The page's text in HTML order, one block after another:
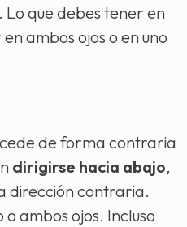
que debes tener en
ambos ojos o en uno
de forma contraria
dirigirse hacia abajo,
dirección contraria.
ambos ojos. Incluso